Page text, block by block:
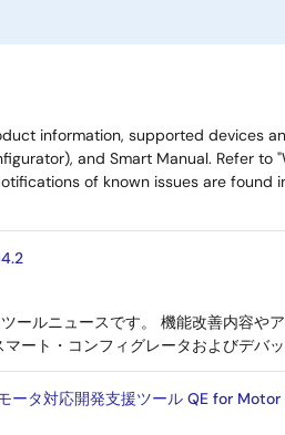
information, supported devices
and Smart Manual. Refer to
of known issues are found
ルニュースです。 機能改善内容や
ート・コンフィグレータおよびデバッ
ータ対応開発支援ツール QE for Motor